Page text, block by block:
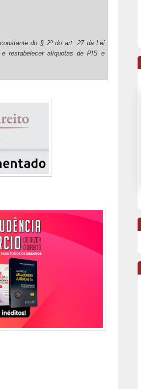
do § 2º do art. 27 da Lei
restabelecer alíquotas de PIS e